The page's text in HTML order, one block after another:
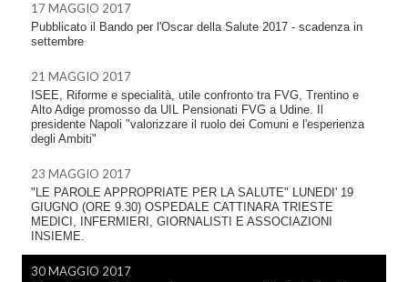
17 MAGGIO 2017
Pubblicato il Bando per l'Oscar della Salute 2017 - scadenza in
settembre
21 MAGGIO 2017
ISEE, Riforme e specialità, utile confronto tra FVG, Trentino e
Alto Adige promosso da UIL Pensionati FVG a Udine. Il
presidente Napoli "valorizzare il ruolo dei Comuni e l'esperienza
degli Ambiti"
23 MAGGIO 2017
"LE PAROLE APPROPRIATE PER LA SALUTE" LUNEDI' 19
GIUGNO (ORE 9.30) OSPEDALE CATTINARA TRIESTE
MEDICI, INFERMIERI, GIORNALISTI E ASSOCIAZIONI
INSIEME.
30 MAGGIO 2017